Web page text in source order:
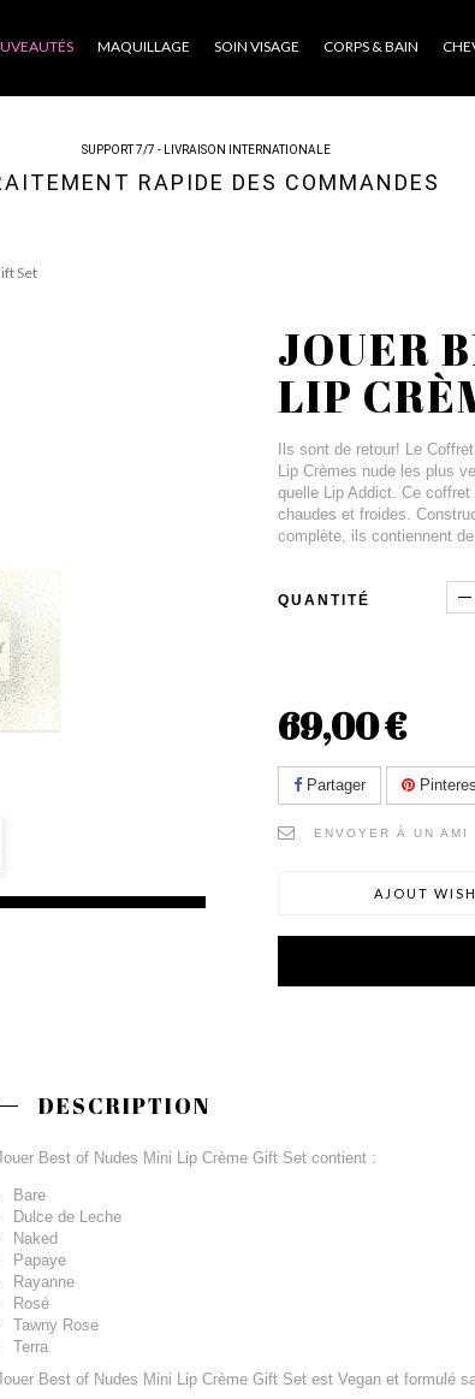
MAQUILLAGE SOIN VISAGE CORPS & BAIN
SUPPORT 7/7 - LIVRAISON INTERNATIONALE
RAPIDE DES COMMANDES
Set
JOUER
LIP
Ils sont de retour! Le
Lip Crèmes nude les plus
quelle Lip Addict. Ce
chaudes et froides.
complète, ils contiennent
QUANTITÉ
69,00 €
Partager
ENVOYER À UN AMI
AJOUT
DESCRIPTION
Best of Nudes Mini Lip Crème Gift Set contient :
Bare
Dulce de Leche
Naked
Papaye
Rayanne
Rosé
Tawny Rose
Terra
Best of Nudes Mini Lip Crème Gift Set est Vegan et formulé